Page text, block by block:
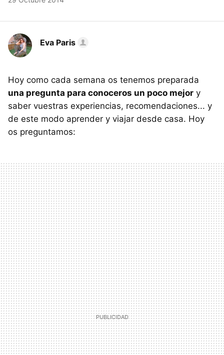
Eva Paris
Hoy como cada semana os tenemos preparada
una pregunta para conoceros un poco mejor y
saber vuestras experiencias, recomendaciones... y
de este modo aprender y viajar desde casa. Hoy
os preguntamos: